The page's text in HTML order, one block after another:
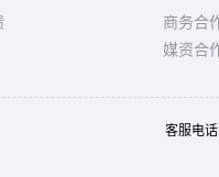
商务合
媒资合
客服电